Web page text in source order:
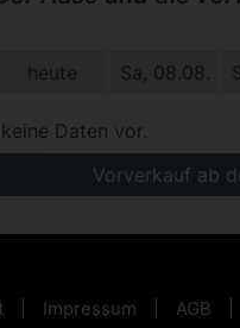
heute Sa, 08.08.
Daten vor.
Vorverkauf ab
Impressum AGB